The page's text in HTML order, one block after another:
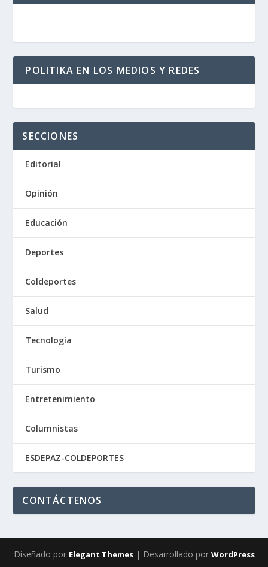
POLITIKA EN LOS MEDIOS Y REDES
SECCIONES
Editorial
Opinión
Educación
Deportes
Coldeportes
Salud
Tecnología
Turismo
Entretenimiento
Columnistas
ESDEPAZ-COLDEPORTES
CONTÁCTENOS
Diseñado por Elegant Themes| Desarrollado por WordPress